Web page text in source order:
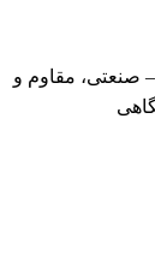
تومان
💻 تبلت ویندوزی HP Engage Go Mobile System – صنعتی، مقاوم و